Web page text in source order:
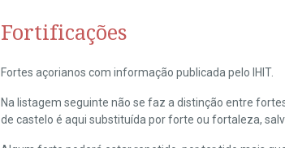
Fortificações
Fortes açorianos com informação publicada pelo IHIT.
Na listagem seguinte não se faz a distinção entre
de castelo é aqui substituída por forte ou fortaleza,